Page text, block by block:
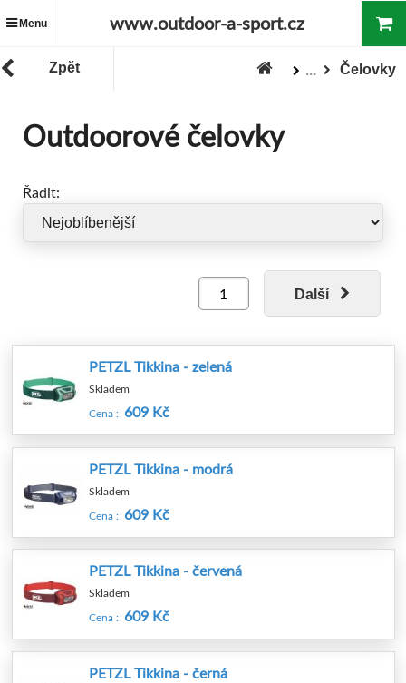
Menu www.outdoor-a-sport.cz
Zpět ... Čelovky
Outdoorové čelovky
Řadit:
Další
PETZL Tikkina - zelená
Skladem
Cena : 609 Kč
PETZL Tikkina - modrá
Skladem
Cena : 609 Kč
PETZL Tikkina - červená
Skladem
Cena : 609 Kč
PETZL Tikkina - černá